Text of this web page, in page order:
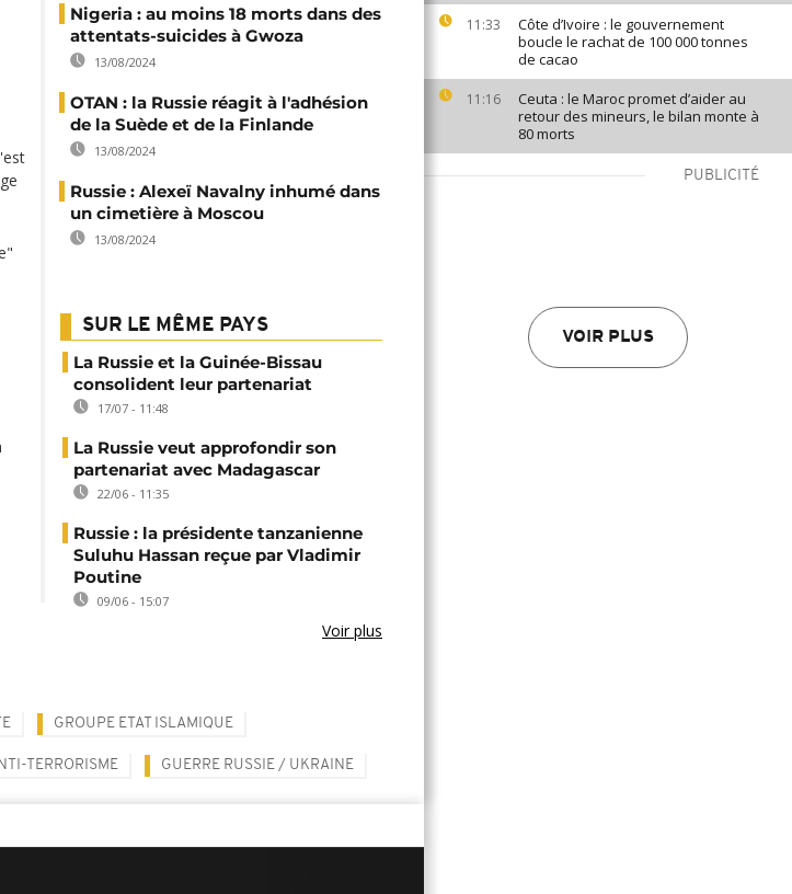
11:33
Côte d’Ivoire : le gouvernement
boucle le rachat de 100 000 tonnes
de cacao
11:16
Ceuta : le Maroc promet d’aider au
retour des mineurs, le bilan monte à
80 morts
PUBLICITÉ
VOIR PLUS
Nigeria : au moins 18 morts dans des
attentats-suicides à Gwoza
13/08/2024
OTAN : la Russie réagit à l'adhésion
de la Suède et de la Finlande
13/08/2024
Russie : Alexeï Navalny inhumé dans
un cimetière à Moscou
13/08/2024
SUR LE MÊME PAYS
La Russie et la Guinée-Bissau
consolident leur partenariat
17/07 - 11:48
La Russie veut approfondir son
partenariat avec Madagascar
22/06 - 11:35
Russie : la présidente tanzanienne
Suluhu Hassan reçue par Vladimir
Poutine
09/06 - 15:07
Voir plus
GROUPE ETAT ISLAMIQUE
TERRORISME GUERRE RUSSIE / UKRAINE